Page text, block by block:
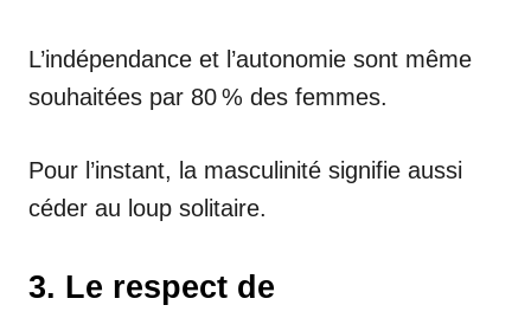
L’indépendance et l’autonomie sont même
souhaitées par 80 % des femmes.
Pour l’instant, la masculinité signifie aussi
céder au loup solitaire.
3. Le respect de